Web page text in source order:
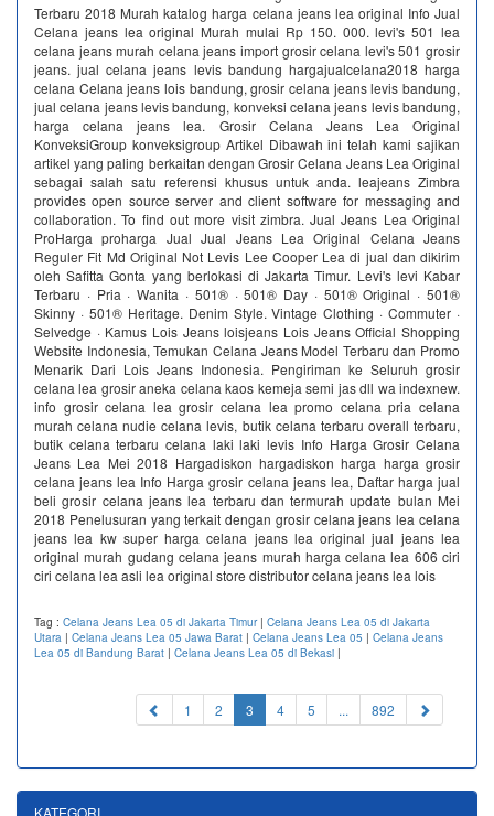
Terbaru 2018 Murah katalog harga celana jeans lea original Info Jual
Celana jeans lea original Murah mulai Rp 150. 000. levi's 501 lea
celana jeans murah celana jeans import grosir celana levi's 501 grosir
jeans. jual celana jeans levis bandung hargajualcelana2018 harga
celana Celana jeans lois bandung, grosir celana jeans levis bandung,
jual celana jeans levis bandung, konveksi celana jeans levis bandung,
harga celana jeans lea. Grosir Celana Jeans Lea Original
KonveksiGroup konveksigroup Artikel Dibawah ini telah kami sajikan
artikel yang paling berkaitan dengan Grosir Celana Jeans Lea Original
sebagai salah satu referensi khusus untuk anda. leajeans Zimbra
provides open source server and client software for messaging and
collaboration. To find out more visit zimbra. Jual Jeans Lea Original
ProHarga proharga Jual Jual Jeans Lea Original Celana Jeans
Reguler Fit Md Original Not Levis Lee Cooper Lea di jual dan dikirim
oleh Safitta Gonta yang berlokasi di Jakarta Timur. Levi's levi Kabar
Terbaru · Pria · Wanita · 501® · 501® Day · 501® Original · 501®
Skinny · 501® Heritage. Denim Style. Vintage Clothing · Commuter ·
Selvedge · Kamus Lois Jeans loisjeans Lois Jeans Official Shopping
Website Indonesia, Temukan Celana Jeans Model Terbaru dan Promo
Menarik Dari Lois Jeans Indonesia. Pengiriman ke Seluruh grosir
celana lea grosir aneka celana kaos kemeja semi jas dll wa indexnew.
info grosir celana lea grosir celana lea promo celana pria celana
murah celana nudie celana levis, butik celana terbaru overall terbaru,
butik celana terbaru celana laki laki levis Info Harga Grosir Celana
Jeans Lea Mei 2018 Hargadiskon hargadiskon harga harga grosir
celana jeans lea Info Harga grosir celana jeans lea, Daftar harga jual
beli grosir celana jeans lea terbaru dan termurah update bulan Mei
2018 Penelusuran yang terkait dengan grosir celana jeans lea celana
jeans lea kw super harga celana jeans lea original jual jeans lea
original murah gudang celana jeans murah harga celana lea 606 ciri
ciri celana lea asli lea original store distributor celana jeans lea lois
Tag : Celana Jeans Lea 05 di Jakarta Timur| Celana Jeans Lea 05 di Jakarta
Utara | Celana Jeans Lea 05 Jawa Barat | Celana Jeans Lea 05 | Celana Jeans
Lea 05 di Bandung Barat | Celana Jeans Lea 05 di Bekasi |
1 2 3 (current)
4 5 ... 892
KATEGORI